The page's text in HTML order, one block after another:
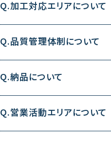
Q.加工対応エリアについて
Q.品質管理体制について
Q.納品について
Q.営業活動エリアについて